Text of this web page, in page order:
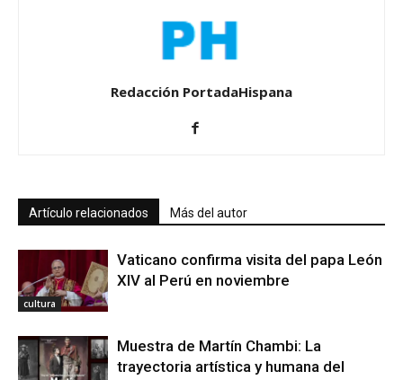
Redacción PortadaHispana
Artículo relacionados Más del autor
cultura
Vaticano confirma visita del papa León
XIV al Perú en noviembre
Muestra de Martín Chambi: La
trayectoria artística y humana del